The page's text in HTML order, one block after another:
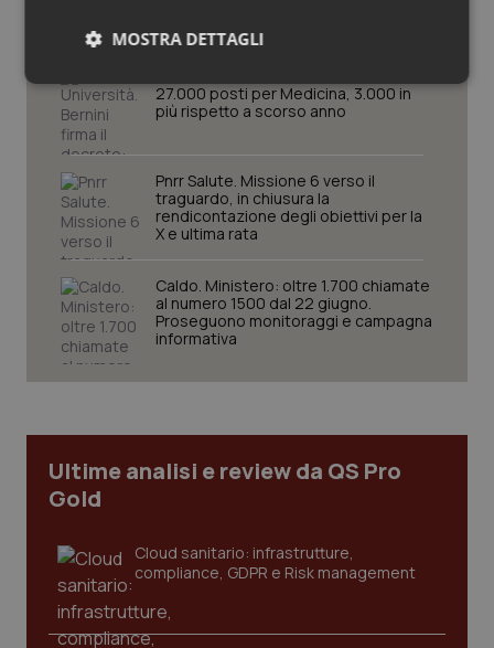
27.000 posti per Medicina, 3.000 in
più rispetto a scorso anno
Pnrr Salute. Missione 6 verso il
traguardo, in chiusura la
rendicontazione degli obiettivi per la
X e ultima rata
Caldo. Ministero: oltre 1.700 chiamate
al numero 1500 dal 22 giugno.
Proseguono monitoraggi e campagna
informativa
Ultime analisi e review da QS Pro
Gold
Cloud sanitario: infrastrutture,
compliance, GDPR e Risk management
MOSTRA DETTAGLI
Necessari Statistici Marketing
Necessari Statistici
I cookie necessari contribuiscono a rendere fruibile il
sito web abilitandone funzionalità di base quali la
navigazione sulle pagine e l'accesso alle aree
protette del sito. Il sito web non è in grado di
funzionare correttamente senza questi cookie.
Nome
Fornitore/Dominio
.youtube.com